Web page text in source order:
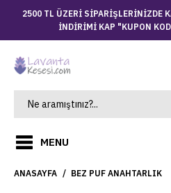
2500 TL ÜZERİ SİPARİŞLERİNİZDE
İNDİRİMİ KAP "KUPON
MENU
ANASAYFA BEZ PUF ANAHTARLIK